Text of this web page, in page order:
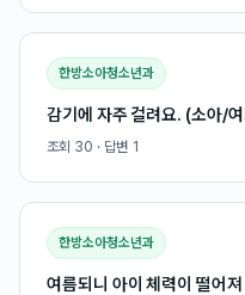
한방소아청소년과
감기에 자주 걸
조회 30 · 답변 1
한방소아청소년과
여름되니 아이 체력이 떨어